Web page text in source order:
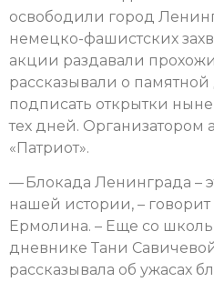
освободили город
немецко-фашистских
акции раздавали
рассказывали о
подписать открытки
тех дней. Организатором
«Патриот».
— Блокада Ленинграда –
нашей истории, –
Ермолина. – Еще со
дневнике Тани
рассказывала об ужасах